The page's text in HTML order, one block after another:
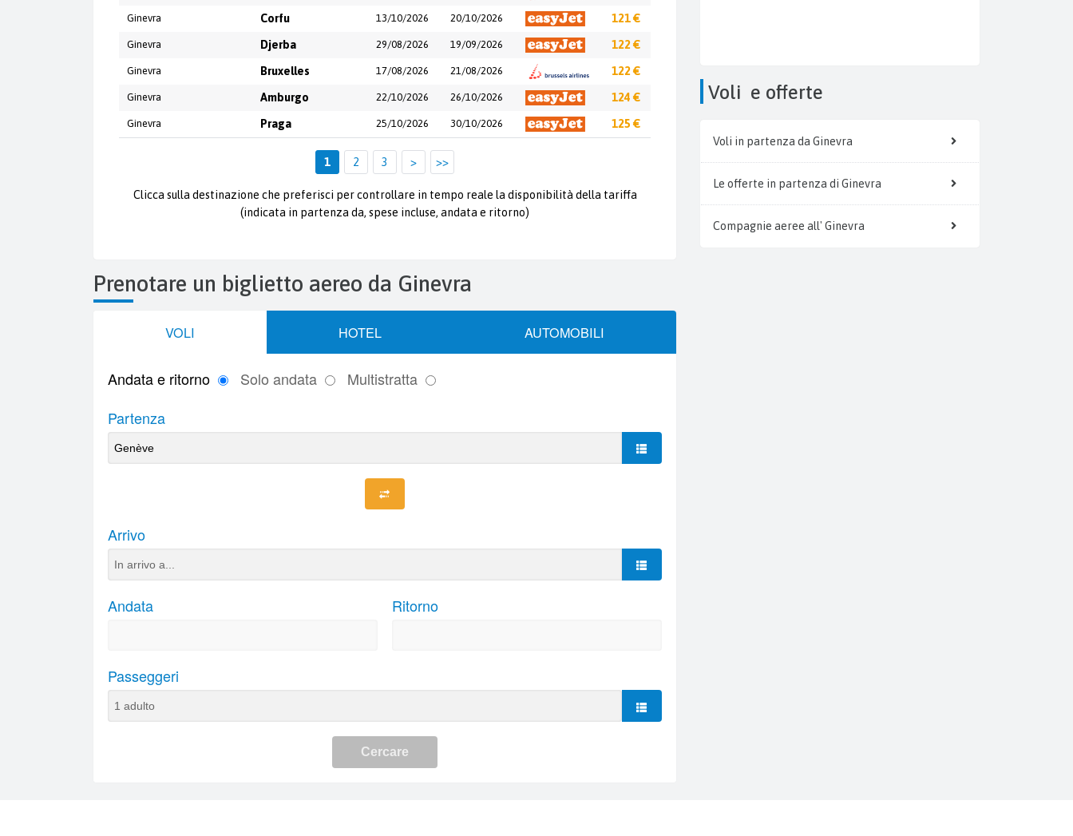
Ginevra Corfu 13/10/2026 20/10/2026 121 €
Ginevra Djerba 29/08/2026 19/09/2026 122 €
Ginevra Bruxelles 17/08/2026 21/08/2026 122 €
Ginevra Amburgo 22/10/2026 26/10/2026 124 €
Ginevra Praga 25/10/2026 30/10/2026 125 €
1 2 3 > >>
Clicca sulla destinazione che preferisci per controllare in tempo reale la disponibilità della tariffa
(indicata in partenza da, spese incluse, andata e ritorno)
Prenotare un biglietto aereo da Ginevra
Voli e offerte
Voli in partenza da Ginevra
Le offerte in partenza di Ginevra
Compagnie aeree all' Ginevra